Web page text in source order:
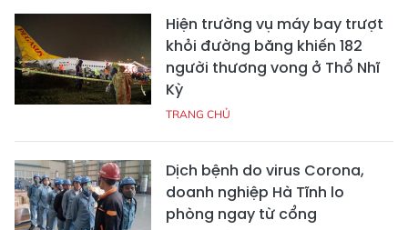
Hiện trường vụ máy bay trượt
khỏi đường băng khiến 182
người thương vong ở Thổ Nhĩ
Kỳ
TRANG CHỦ
Dịch bệnh do virus Corona,
doanh nghiệp Hà Tĩnh lo
phòng ngay từ cổng